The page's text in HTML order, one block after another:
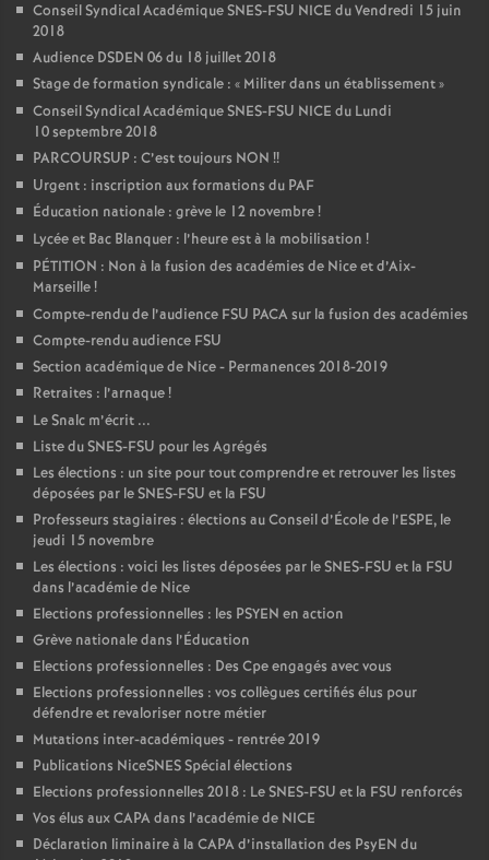
Conseil Syndical Académique SNES-FSU NICE du Vendredi 15 juin
2018
Audience DSDEN 06 du 18 juillet 2018
Stage de formation syndicale : « Militer dans un établissement»
Conseil Syndical Académique SNES-FSU NICE du Lundi
10 septembre 2018
PARCOURSUP : C’est toujours NON !!
Urgent : inscription aux formations du PAF
Éducation nationale : grève le 12 novembre!
Lycée et Bac Blanquer : l’heure est à la mobilisation !
PÉTITION : Non à la fusion des académies de Nice et d’Aix-
Marseille!
Compte-rendu de l’audience FSU PACA sur la fusion des académies
Compte-rendu audience FSU
Section académique de Nice - Permanences 2018-2019
Retraites : l’arnaque!
Le Snalc m’écrit ...
Liste du SNES-FSU pour les Agrégés
Les élections : un site pour tout comprendre et retrouver les listes
déposées par le SNES-FSU et la FSU
Professeurs stagiaires : élections au Conseil d’École de l’ESPE, le
jeudi 15 novembre
Les élections : voici les listes déposées par le SNES-FSU et la FSU
dans l’académie de Nice
Elections professionnelles : les PSYEN en action
Grève nationale dans l’Éducation
Elections professionnelles : Des Cpe engagés avec vous
Elections professionnelles : vos collègues certifiés élus pour
défendre et revaloriser notre métier
Mutations inter-académiques - rentrée 2019
Publications NiceSNES Spécial élections
Elections professionnelles 2018 : Le SNES-FSU et la FSU renforcés
Vos élus aux CAPA dans l’académie de NICE
Déclaration liminaire à la CAPA d’installation des PsyEN du